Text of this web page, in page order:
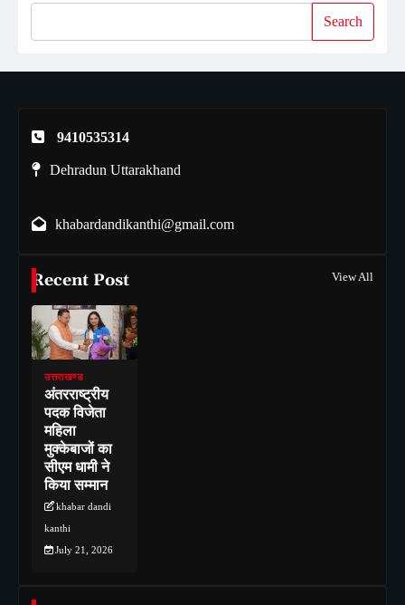
Search
9410535314
Dehradun Uttarakhand
khabardandikanthi@gmail.com
Recent Post View All
उत्तराखण्ड
अंतरराष्ट्रीय
पदक विजेता
महिला
मुक्केबाजों का
सीएम धामी ने
किया सम्मान
khabar dandi
kanthi
July 21, 2026